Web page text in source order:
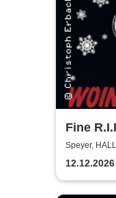
Fine
2026
Speyer,
12.12.2026